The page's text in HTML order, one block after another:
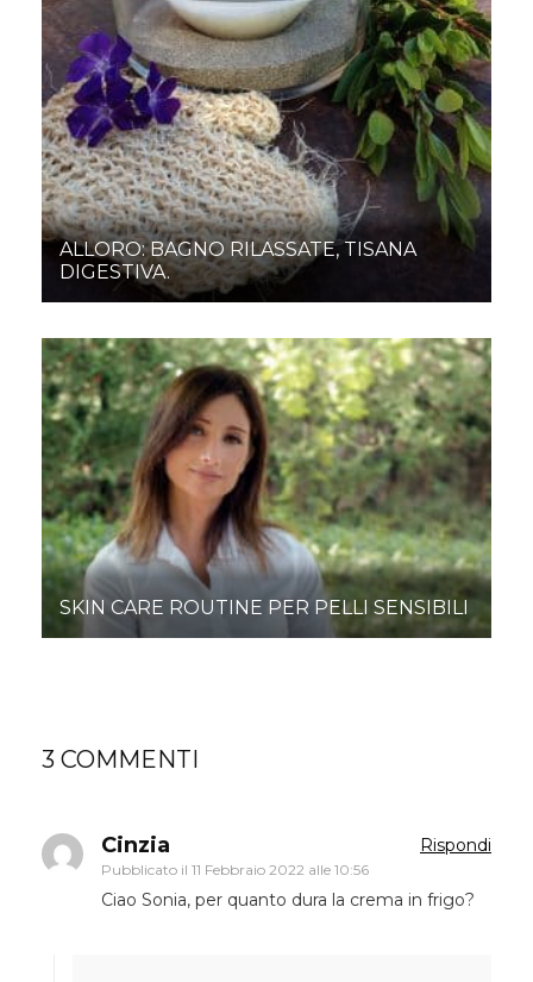
ALLORO: BAGNO RILASSATE, TISANA
DIGESTIVA.
SKIN CARE ROUTINE PER PELLI SENSIBILI
3 COMMENTI
Cinzia
Pubblicato il 11 Febbraio 2022 alle 10:56
Rispondi
Ciao Sonia, per quanto dura la crema in frigo?